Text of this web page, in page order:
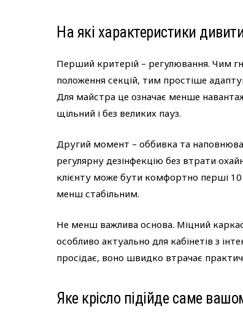
На які характеристики
Перший критерій – регулювання. Чим
положення секцій, тим простіше
Для майстра це означає менше
щільний і без великих пауз.
Другий момент – оббивка та
регулярну дезінфекцію без втрати
клієнту може бути комфортно перші 10
менш стабільним.
Не менш важлива основа. Міцний
особливо актуально для кабінетів з
просідає, воно швидко втрачає
Яке крісло підійде саме